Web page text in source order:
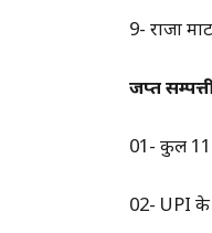
9- राजा
जप्त
01- कुल
02- UPI के